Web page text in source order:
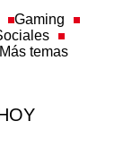
Gaming
temas